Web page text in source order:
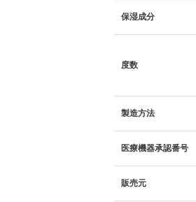
保湿成分
度数
製造方法
医療機器承認番号
販売元